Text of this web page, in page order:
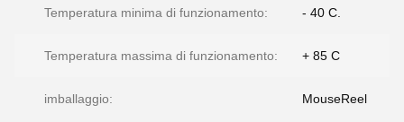
Temperatura minima di funzionamento: - 40 C.
Temperatura massima di funzionamento: + 85 C
imballaggio: MouseReel